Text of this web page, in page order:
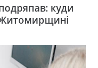
куди
Житомирщині